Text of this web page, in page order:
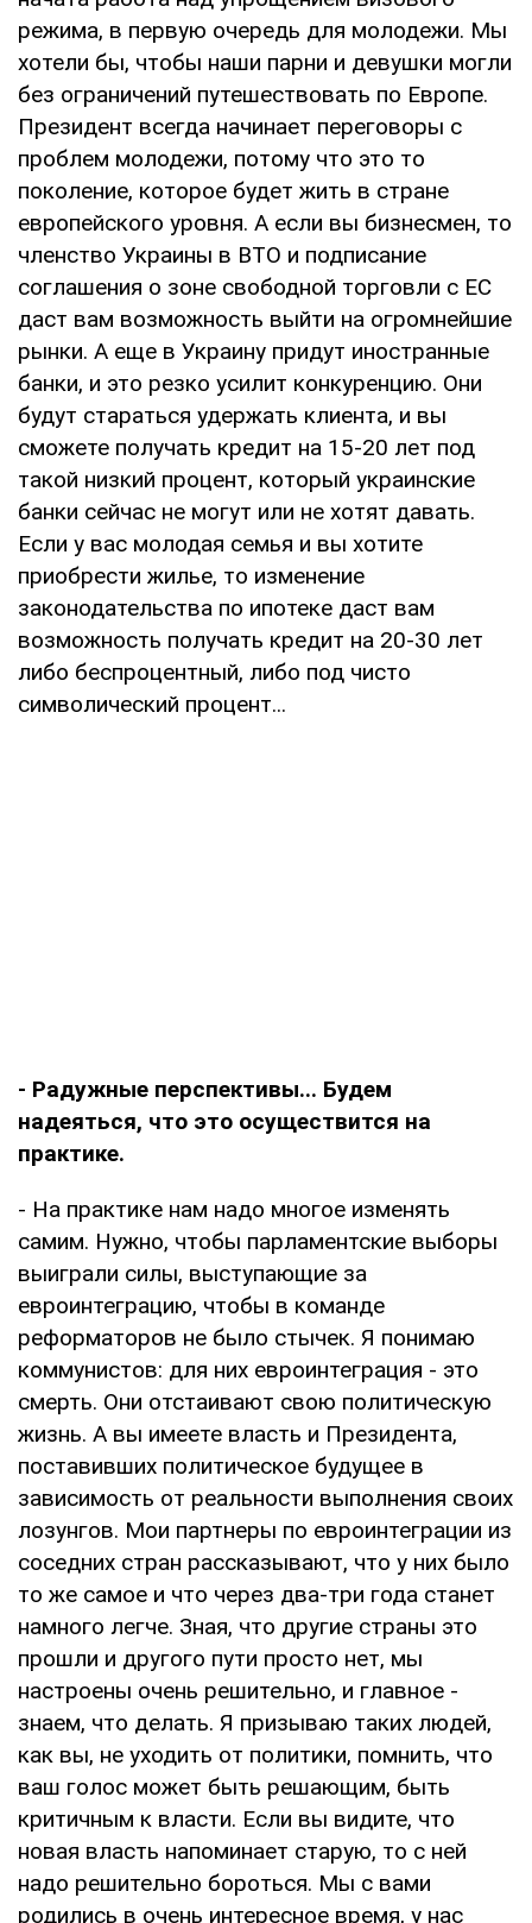
режима, в первую очередь для молодежи. Мы
хотели бы, чтобы наши парни и девушки могли
без ограничений путешествовать по Европе.
Президент всегда начинает переговоры с
проблем молодежи, потому что это то
поколение, которое будет жить в стране
европейского уровня. А если вы бизнесмен, то
членство Украины в ВТО и подписание
соглашения о зоне свободной торговли с ЕС
даст вам возможность выйти на огромнейшие
рынки. А еще в Украину придут иностранные
банки, и это резко усилит конкуренцию. Они
будут стараться удержать клиента, и вы
сможете получать кредит на 15-20 лет под
такой низкий процент, который украинские
банки сейчас не могут или не хотят давать.
Если у вас молодая семья и вы хотите
приобрести жилье, то изменение
законодательства по ипотеке даст вам
возможность получать кредит на 20-30 лет
либо беспроцентный, либо под чисто
символический процент...
- Радужные перспективы... Будем
надеяться, что это осуществится на
практике.
- На практике нам надо многое изменять
самим. Нужно, чтобы парламентские выборы
выиграли силы, выступающие за
евроинтеграцию, чтобы в команде
реформаторов не было стычек. Я понимаю
коммунистов: для них евроинтеграция - это
смерть. Они отстаивают свою политическую
жизнь. А вы имеете власть и Президента,
поставивших политическое будущее в
зависимость от реальности выполнения своих
лозунгов. Мои партнеры по евроинтеграции из
соседних стран рассказывают, что у них было
то же самое и что через два-три года станет
намного легче. Зная, что другие страны это
прошли и другого пути просто нет, мы
настроены очень решительно, и главное -
знаем, что делать. Я призываю таких людей,
как вы, не уходить от политики, помнить, что
ваш голос может быть решающим, быть
критичным к власти. Если вы видите, что
новая власть напоминает старую, то с ней
надо решительно бороться. Мы с вами
родились в очень интересное время, у нас